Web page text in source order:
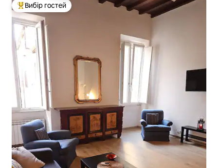
Топ вибір гостей
Вибір гостей